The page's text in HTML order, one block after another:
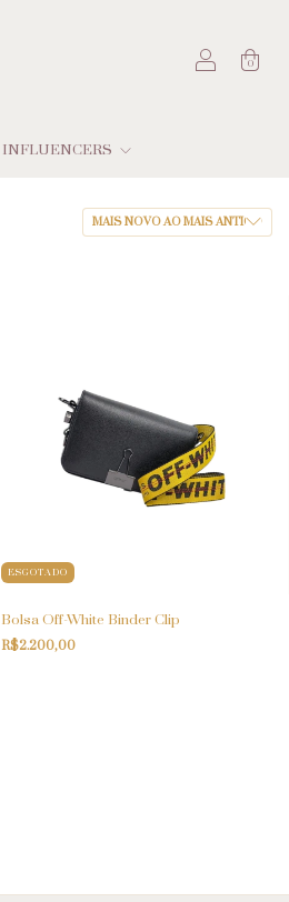
0
INFLUENCERS
ESGOTADO
Bolsa Off-White Binder Clip
R$2.200,00